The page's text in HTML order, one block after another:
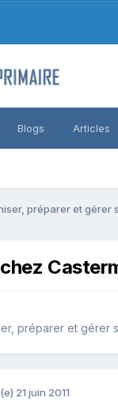
Blogs Articles
préparer et gérer
préparer et gérer
21 juin 2011